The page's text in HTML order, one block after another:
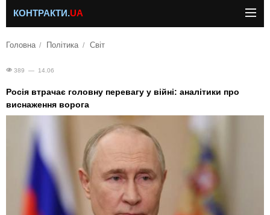
КОНТРАКТИ.UA
Головна Політика Світ
389 — 14.06
Росія втрачає головну перевагу у війні: аналітики про
виснаження ворога